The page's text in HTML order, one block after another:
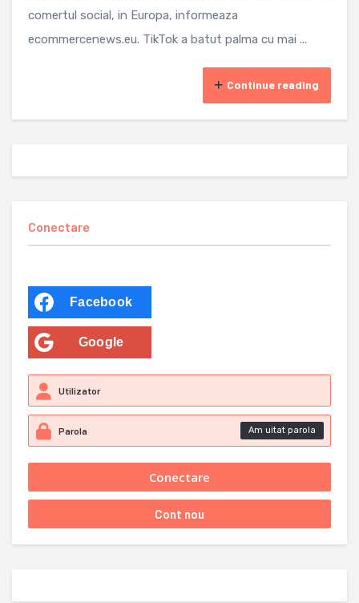
comertul social, in Europa, informeaza
ecommercenews.eu. TikTok a batut palma cu mai ...
Continue reading
Conectare
Facebook
Google
Am uitat parola